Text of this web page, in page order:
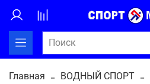
Главная ВОДНЫЙ СПОРТ